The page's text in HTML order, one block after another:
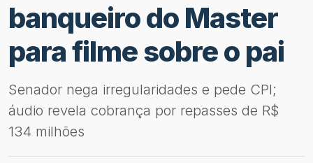
banqueiro do Master
para filme sobre o pai
Senador nega irregularidades e pede CPI;
áudio revela cobrança por repasses de R$
134 milhões